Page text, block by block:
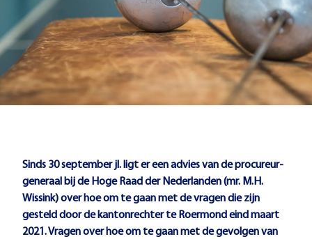
Sinds 30 september jl. ligt er een advies van de procureur-
generaal bij de Hoge Raad der Nederlanden (mr. M.H.
Wissink) over hoe om te gaan met de vragen die zijn
gesteld door de kantonrechter te Roermond eind maart
2021. Vragen over hoe om te gaan met de gevolgen van